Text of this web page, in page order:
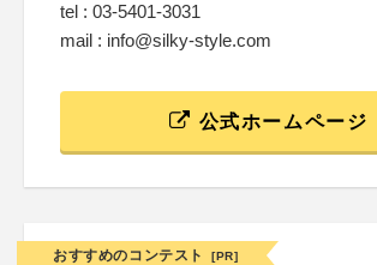
tel : 03-5401-3031
mail : info@silky-style.com
公式ホームページ
おすすめのコンテスト [PR]